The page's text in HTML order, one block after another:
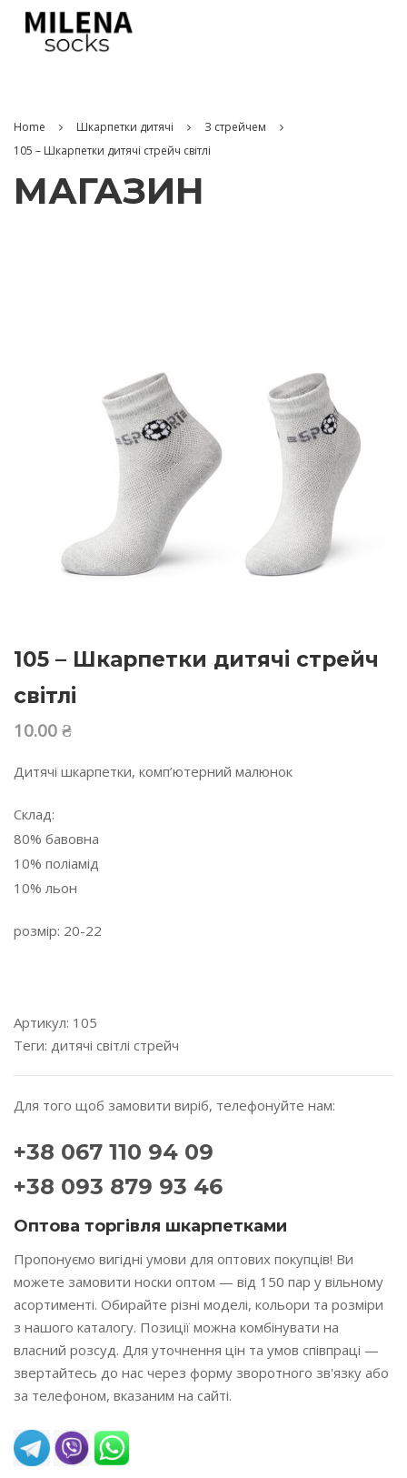
Home Шкарпетки дитячі
З стрейчем
105 – Шкарпетки дитячі стрейч світлі
МАГАЗИН
105 – Шкарпетки дитячі стрейч
світлі
10.00 ₴
Дитячі шкарпетки, комп’ютерний малюнок
Склад:
80% бавовна
10% поліамід
10% льон
розмір: 20-22
Артикул: 105
Теги: дитячі світлі стрейч
Для того щоб замовити виріб, телефонуйте нам:
+38 067 110 94 09
+38 093 879 93 46
Оптова торгівля шкарпетками
Пропонуємо вигідні умови для оптових покупців! Ви
можете замовити носки оптом — від 150 пар у вільному
асортименті. Обирайте різні моделі, кольори та розміри
з нашого каталогу. Позиції можна комбінувати на
власний розсуд. Для уточнення цін та умов співпраці —
звертайтесь до нас через форму зворотного зв'язку або
за телефоном, вказаним на сайті.